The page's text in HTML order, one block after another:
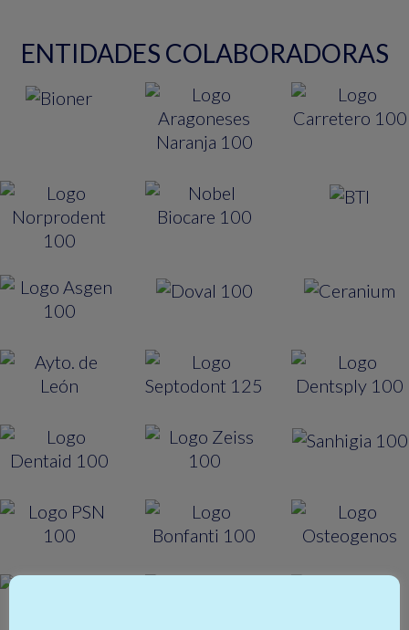
ENTIDADES COLABORADORAS